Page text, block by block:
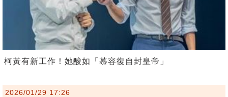
柯黃有新工作！她酸如「慕容復自封皇帝」
2026/01/29 17:26